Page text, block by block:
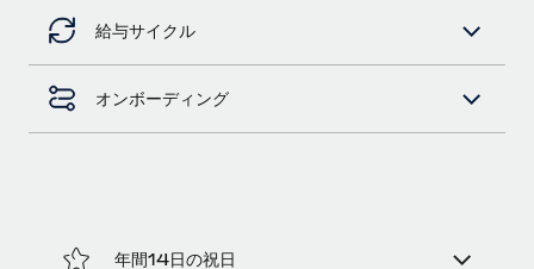
移住・転勤
福利厚生
税務
ブログを読む
プラス）
給与サイクル
オンボーディング
年間14日の祝日